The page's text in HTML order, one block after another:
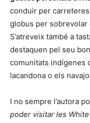
conduir per
globus per sobrevolar
S’atreveix també a
destaquen pel seu
comunitats indígenes
lacandona o els
I no sempre l’autora
poder visitar les White